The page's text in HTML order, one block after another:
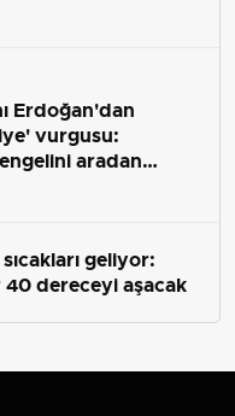
Erdoğan'dan
vurgusu:
aradan
geliyor:
dereceyi aşacak